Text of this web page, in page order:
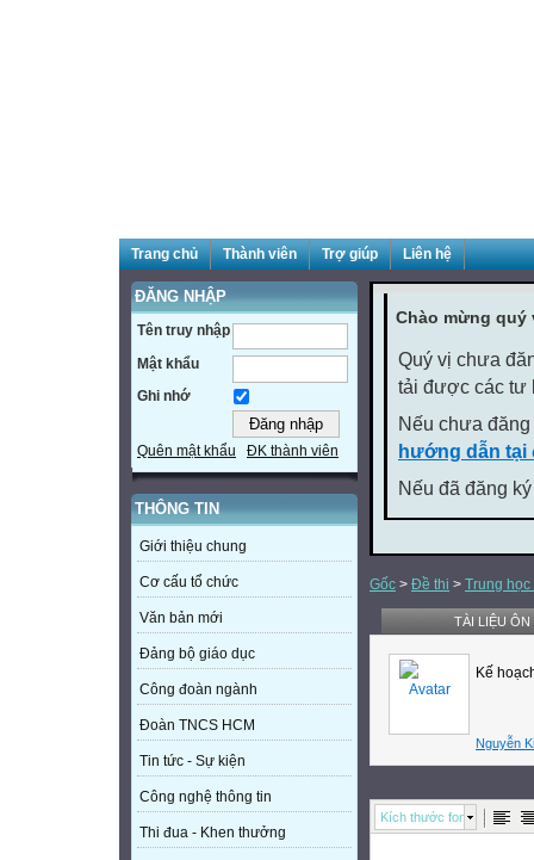
Trang chủ Thành viên Trợ giúp Liên hệ
ĐĂNG NHẬP
Tên truy nhập
Mật khẩu
Ghi nhớ
Quên mật khẩu ĐK thành viên
THÔNG TIN
Giới thiệu chung
Cơ cấu tổ chức
Văn bản mới
Đảng bộ giáo dục
Công đoàn ngành
Đoàn TNCS HCM
Tin tức - Sự kiện
Công nghệ thông tin
Thi đua - Khen thưởng
Chào mừng
Quý vị chưa
tải được các tư
Nếu chưa
hướng dẫn tại
Nếu đã đăng
Gốc > Đề thi > Trung
TÀI LIỆU ÔN
Kế
Nguyễn
Kích thước font